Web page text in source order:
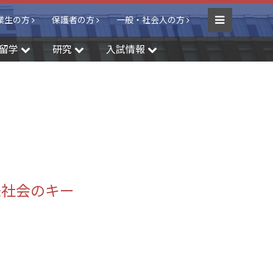
Menu
生の方 保護者の方 一般・社会人の方
学 研究 入試情報
会のキー